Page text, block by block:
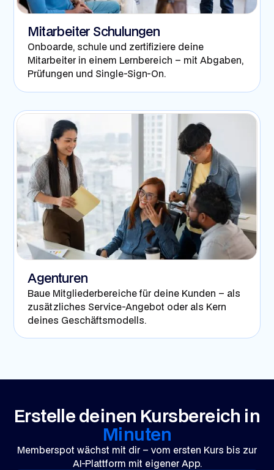
Mitarbeiter Schulungen
Onboarde, schule und zertifiziere deine
Mitarbeiter in einem Lernbereich – mit Abgaben,
Prüfungen und Single-Sign-On.
Agenturen
Baue Mitgliederbereiche für deine Kunden – als
zusätzliches Service-Angebot oder als Kern
deines Geschäftsmodells.
Erstelle deinen Kursbereich in
Minuten
Memberspot wächst mit dir – vom ersten Kurs bis zur
AI-Plattform mit eigener App.